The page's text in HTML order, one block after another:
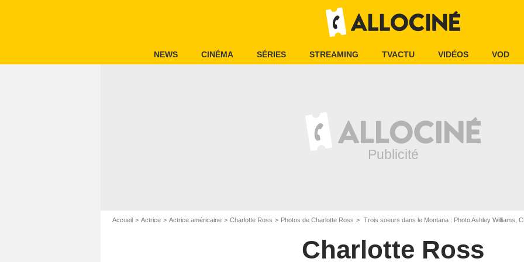
NEWS CINÉMA SÉRIES STREAMING TVACTU VIDÉOS VOD
Accueil Actrice Actrice américaine Charlotte Ross Photos de Charlotte Ross Trois soeurs dans le Montana : Photo Ashley Williams,
Charlotte Ross